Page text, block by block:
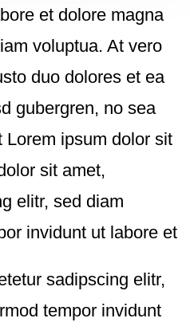
et dolore magna
voluptua. At vero
duo dolores et ea
gubergren, no sea
ipsum dolor sit
sit amet,
elitr, sed diam
invidunt ut labore et
sadipscing elitr,
tempor invidunt